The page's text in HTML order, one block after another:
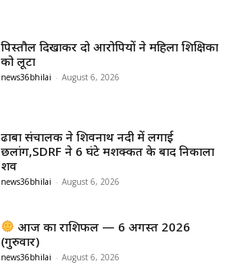
पिस्तौल दिखाकर दो आरोपियों ने महिला शिक्षिका
को लूटा
news36bhilai - August 6, 2026
ढाबा संचालक ने शिवनाथ नदी में लगाई
छलांग,SDRF ने 6 घंटे मशक्कत के बाद निकाला
शव
news36bhilai - August 6, 2026
आज का राशिफल — 6 अगस्त 2026
(गुरुवार)
news36bhilai - August 6, 2026